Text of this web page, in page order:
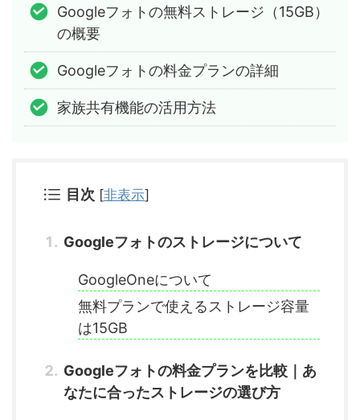
Googleフォトの無料ストレージ（15GB）
の概要
Googleフォトの料金プランの詳細
家族共有機能の活用方法
目次 [非表示]
Googleフォトのストレージについて
GoogleOneについて
無料プランで使えるストレージ容量
は15GB
Googleフォトの料金プランを比較｜あ
なたに合ったストレージの選び方